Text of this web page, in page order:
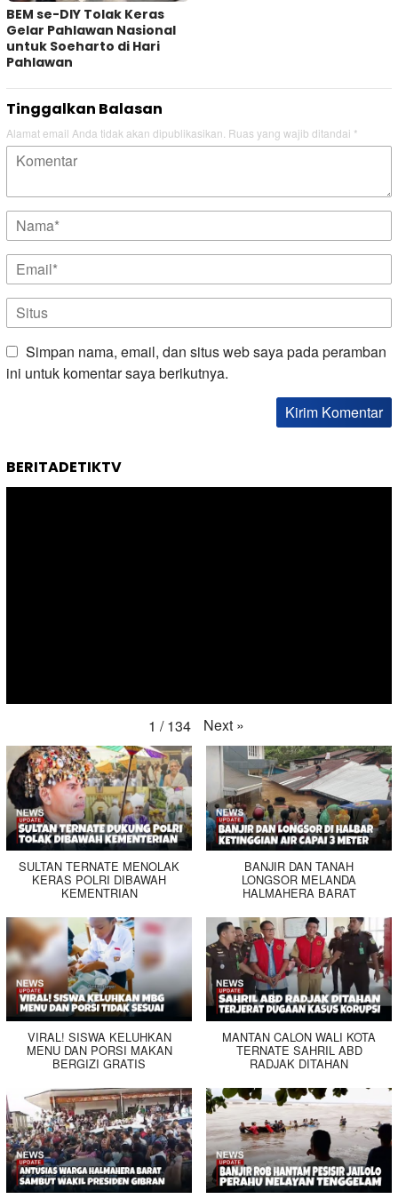
BEM se-DIY Tolak Keras
Gelar Pahlawan Nasional
untuk Soeharto di Hari
Pahlawan
Tinggalkan Balasan
Alamat email Anda tidak akan dipublikasikan. Ruas yang wajib ditandai *
Simpan nama, email, dan situs web saya pada peramban
ini untuk komentar saya berikutnya.
BERITADETIKTV
1 / 134 Next »
SULTAN TERNATE MENOLAK
KERAS POLRI DIBAWAH
KEMENTRIAN
BANJIR DAN TANAH
LONGSOR MELANDA
HALMAHERA BARAT
VIRAL! SISWA KELUHKAN
MENU DAN PORSI MAKAN
BERGIZI GRATIS
MANTAN CALON WALI KOTA
TERNATE SAHRIL ABD
RADJAK DITAHAN